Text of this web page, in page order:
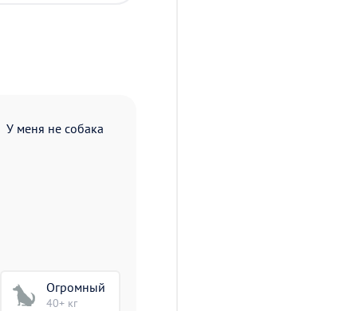
У меня не собака
Огромный
40+ кг